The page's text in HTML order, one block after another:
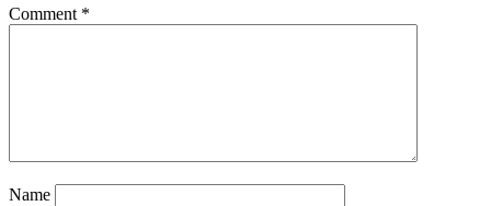
Comment *
Name